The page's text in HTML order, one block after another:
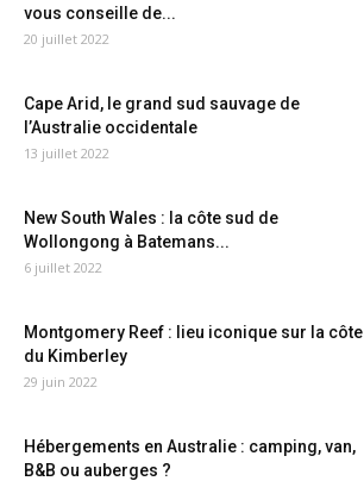
vous conseille de...
20 juillet 2022
Cape Arid, le grand sud sauvage de
l’Australie occidentale
13 juillet 2022
New South Wales : la côte sud de
Wollongong à Batemans...
6 juillet 2022
Montgomery Reef : lieu iconique sur la côte
du Kimberley
29 juin 2022
Hébergements en Australie : camping, van,
B&B ou auberges ?